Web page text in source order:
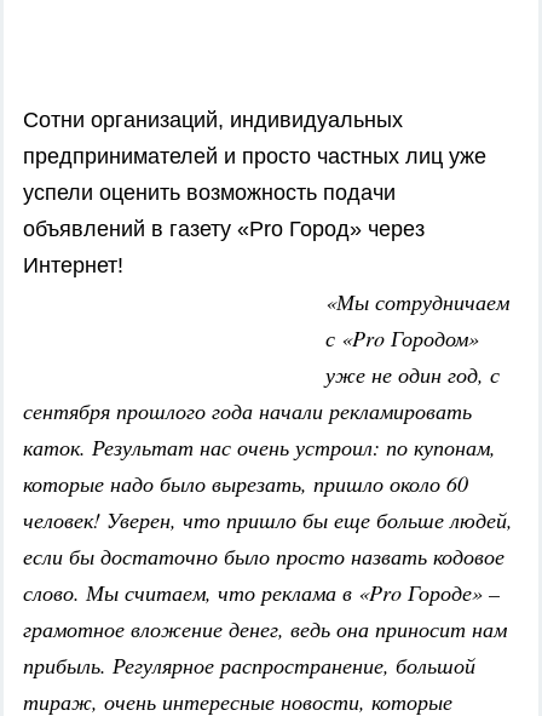
Сотни организаций, индивидуальных
предпринимателей и просто частных лиц уже
успели оценить возможность подачи
объявлений в газету «Pro Город» через
Интернет!
«Мы сотрудничаем
с «Pro Городом»
уже не один год, с
сентября прошлого года начали рекламировать
каток. Результат нас очень устроил: по купонам,
которые надо было вырезать, пришло около 60
человек! Уверен, что пришло бы еще больше людей,
если бы достаточно было просто назвать кодовое
слово. Мы считаем, что реклама в «Pro Городе» –
грамотное вложение денег, ведь она приносит нам
прибыль. Регулярное распространение, большой
тираж, очень интересные новости, которые